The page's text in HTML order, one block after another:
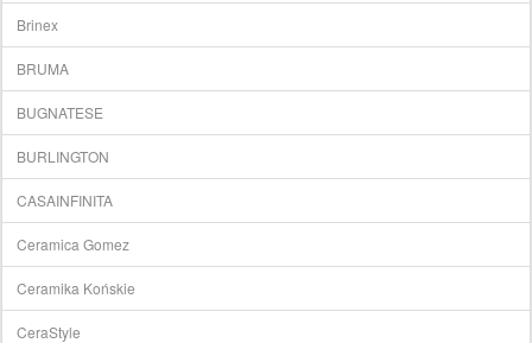
Brinex
BRUMA
BUGNATESE
BURLINGTON
CASAINFINITA
Ceramica Gomez
Ceramika Końskie
CeraStyle